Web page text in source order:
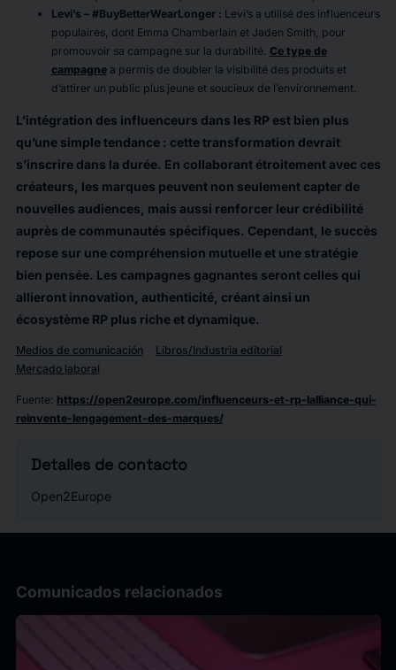
Levi’s – #BuyBetterWearLonger : Levi’s a utilisé des influenceurs
populaires, dont Emma Chamberlain et Jaden Smith, pour
promouvoir sa campagne sur la durabilité. Ce type de
campagnea permis de doubler la visibilité des produits et
d’attirer un public plus jeune et soucieux de l’environnement.
L’intégration des influenceurs dans les RP est bien plus
qu’une simple tendance : cette transformation devrait
s’inscrire dans la durée. En collaborant étroitement avec ces
créateurs, les marques peuvent non seulement capter de
nouvelles audiences, mais aussi renforcer leur crédibilité
auprès de communautés spécifiques. Cependant, le succès
repose sur une compréhension mutuelle et une stratégie
bien pensée. Les campagnes gagnantes seront celles qui
allieront innovation, authenticité, créant ainsi un
écosystème RP plus riche et dynamique.
Medios de comunicación
Libros/Industria editorial
Mercado laboral
Fuente: https://open2europe.com/influenceurs-et-rp-lalliance-qui-
reinvente-lengagement-des-marques/
Detalles de contacto
Open2Europe
Comunicados relacionados